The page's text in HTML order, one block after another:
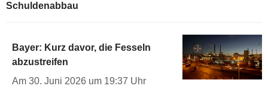
Schuldenabbau
Bayer: Kurz davor, die Fesseln
abzustreifen
Am 30. Juni 2026 um 19:37 Uhr